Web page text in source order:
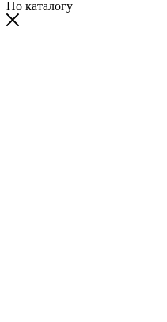
По каталогу